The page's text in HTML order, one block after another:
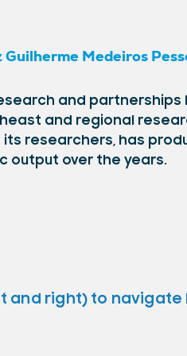
Guilherme Medeiros
and
and regional
its researchers, has
output over the years.
and right) to